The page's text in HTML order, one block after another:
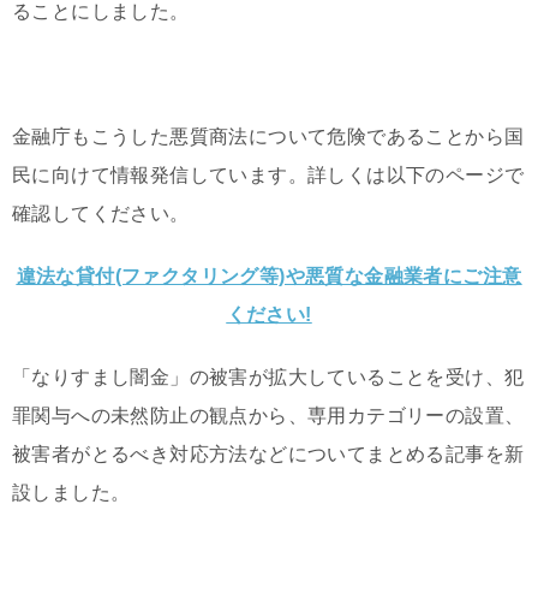
ることにしました。
金融庁もこうした悪質商法について危険であることから国
民に向けて情報発信しています。詳しくは以下のページで
確認してください。
違法な貸付(ファクタリング等)や悪質な金融業者にご注意
ください!
「なりすまし闇金」の被害が拡大していることを受け、犯
罪関与への未然防止の観点から、専用カテゴリーの設置、
被害者がとるべき対応方法などについてまとめる記事を新
設しました。